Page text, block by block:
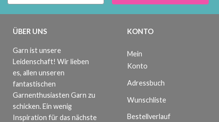
ÜBER UNS
Garn ist unsere
Leidenschaft! Wir lieben
es, allen unseren
fantastischen
Garnenthusiasten Garn zu
schicken. Ein wenig
Inspiration für das nächste
KONTO
Mein
Konto
Adressbuch
Wunschliste
Bestellverlauf